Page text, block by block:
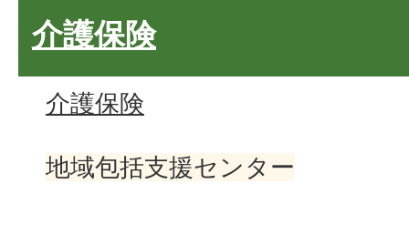
介護保険
介護保険
地域包括支援センター